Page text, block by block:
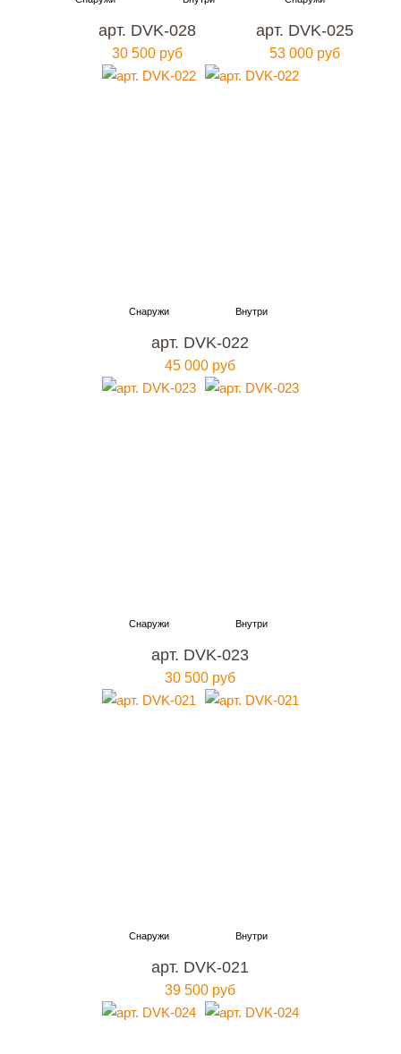
арт. DVK-028
30 500 руб
арт. DVK-025
53 000 руб
арт. DVK-022
45 000 руб
арт. DVK-023
30 500 руб
арт. DVK-021
39 500 руб